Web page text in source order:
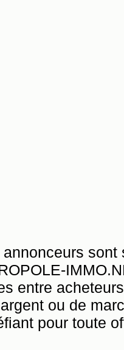
annonceurs
entre
ou de
pour toute